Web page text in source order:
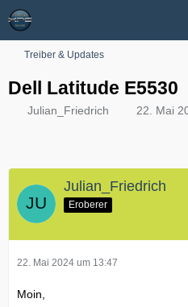
Treiber & Updates
Dell Latitude E5530
Julian_Friedrich 22. Mai
Julian_Friedrich
Eroberer
22. Mai 2024 um 13:47
Moin,